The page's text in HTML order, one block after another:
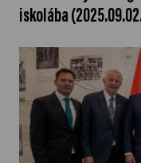
iskolába